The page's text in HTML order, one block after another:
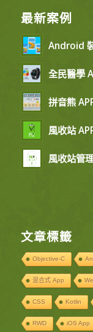
最新案例
Android
全民醫學
拼音熊
風收站
風收站管
文章標籤
Objective-C
混合式 App
CSS Kotlin
RWD iOS App